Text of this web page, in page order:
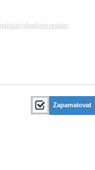
nahlásit příspěvek redakci
Zapamatovat